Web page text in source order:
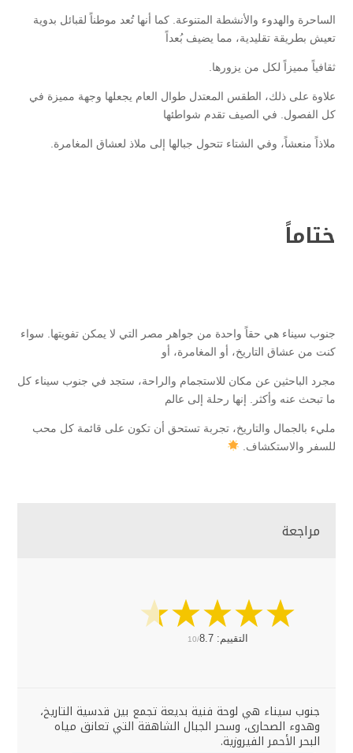
الساحرة والهدوء والأنشطة المتنوعة. كما أنها تُعد موطناً لقبائل بدوية
تعيش بطريقة تقليدية، مما يضيف بُعداً
ثقافياً مميزاً لكل من يزورها.
علاوة على ذلك، الطقس المعتدل طوال العام يجعلها وجهة مميزة في
كل الفصول. في الصيف تقدم شواطئها
ملاذاً منعشاً، وفي الشتاء تتحول جبالها إلى ملاذ لعشاق المغامرة.
ختاماً
جنوب سيناء هي حقاً واحدة من جواهر مصر التي لا يمكن تفويتها. سواء
كنت من عشاق التاريخ، أو المغامرة، أو
مجرد الباحثين عن مكان للاستجمام والراحة، ستجد في جنوب سيناء كل
ما تبحث عنه وأكثر. إنها رحلة إلى عالم
مليء بالجمال والتاريخ، تجربة تستحق أن تكون على قائمة كل محب
للسفر والاستكشاف.
مراجعة
التقييم: 10/8.7
جنوب سيناء هي لوحة فنية بديعة تجمع بين قدسية التاريخ،
وهدوء الصحارى، وسحر الجبال الشاهقة التي تعانق مياه
البحر الأحمر الفيروزية.